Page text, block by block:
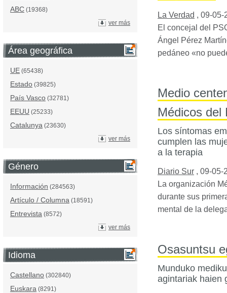
ABC (19368)
ver más
Área geográfica
UE (65438)
Estado (39825)
País Vasco (32781)
EEUU (25233)
Catalunya (23630)
ver más
Género
Información (284563)
Artículo / Columna (18591)
Entrevista (8572)
ver más
Idioma
Castellano (302840)
Euskara (8291)
La Verdad , 09-05-
El concejal del
Ángel Pérez
pedáneo «no
Medio
Médicos del
Los síntomas
cumplen las
a la terapia
Diario Sur , 09-05-
La organización
durante sus
mental de la
Osasuntsu
Munduko
agintariak haien